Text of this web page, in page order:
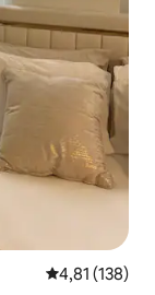
5 üzerinden
4,81 (138)